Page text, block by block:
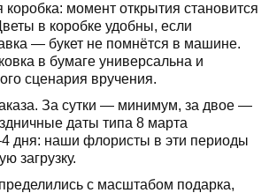
момент открытия становится
в коробке удобны, если
— букет не помнётся в машине.
в бумаге универсальна и
сценария вручения.
За сутки — минимум, за двое —
даты типа 8 марта
дня: наши флористы в эти периоды
загрузку.
с масштабом подарка,